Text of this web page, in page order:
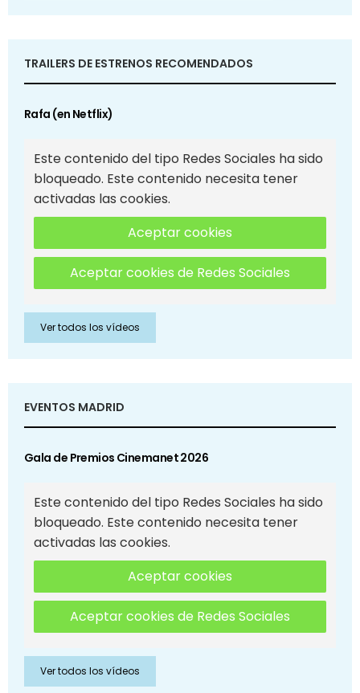
TRAILERS DE ESTRENOS RECOMENDADOS
Rafa (en Netflix)
Este contenido del tipo Redes Sociales ha sido
bloqueado. Este contenido necesita tener
activadas las cookies.
Aceptar cookies
Aceptar cookies de Redes Sociales
Ver todos los vídeos
EVENTOS MADRID
Gala de Premios Cinemanet 2026
Este contenido del tipo Redes Sociales ha sido
bloqueado. Este contenido necesita tener
activadas las cookies.
Aceptar cookies
Aceptar cookies de Redes Sociales
Ver todos los vídeos